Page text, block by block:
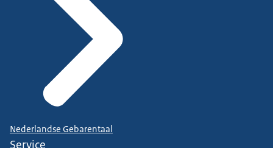
Nederlandse Gebarentaal
Service